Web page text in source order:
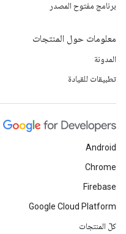
برنامج مفتوح المصدر
معلومات حول المنتجات
المدونة
تطبيقات للقيادة
Android
Chrome
Firebase
Google Cloud Platform
كلّ المنتجات